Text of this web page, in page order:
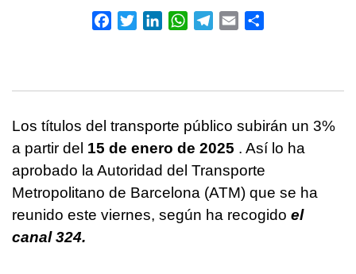
FacebookTwitterLinkedInWhatsApp
Telegram
Email
Los títulos del transporte público subirán un 3%
a partir del 15 de enero de 2025 . Así lo ha
aprobado la Autoridad del Transporte
Metropolitano de Barcelona (ATM) que se ha
reunido este viernes, según ha recogido el
canal 324.